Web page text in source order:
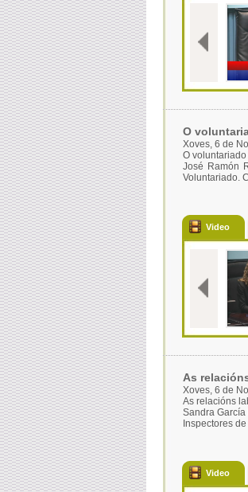
O
Xoves, 6 de
O
José Ramón
Voluntariado.
Video
As
Xoves, 6 de
As relacións
Sandra
Inspectores
Video